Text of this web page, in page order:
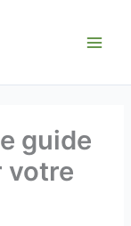
guide
votre